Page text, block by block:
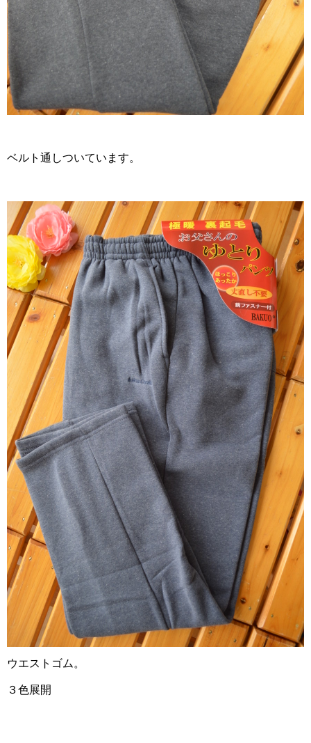
ベルト通しついています。
ウエストゴム。
３色展開